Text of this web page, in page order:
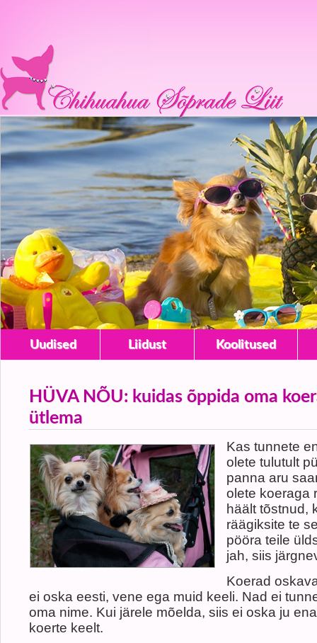
Uudised Liidust Koolitused
HÜVA NÕU: kuidas õppida oma
ütlema
Kas tunnete
olete tulutult
panna aru
olete koeraga
häält tõstnud,
räägiksite te
pööra teile
jah, siis
Koerad
ei oska eesti, vene ega muid keeli. Nad ei
oma nime. Kui järele mõelda, siis ei oska ju
koerte keelt.